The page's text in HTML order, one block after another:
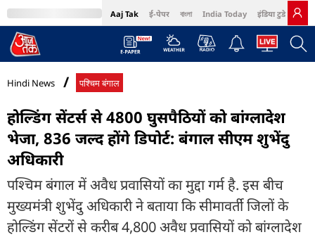
Aaj Tak ई-पेपर বাংলা India Today इंडिया टुडे हिंदी
MumbaiTak Cosmopolitan Harper's Bazaar Northeast
Hindi News पश्चिम बंगाल
होल्डिंग सेंटर्स से 4800 घुसपैठियों को बांग्लादेश
भेजा, 836 जल्द होंगे डिपोर्ट: बंगाल सीएम शुभेंदु
अधिकारी
पश्चिम बंगाल में अवैध प्रवासियों का मुद्दा गर्म है. इस बीच
मुख्यमंत्री शुभेंदु अधिकारी ने बताया कि सीमावर्ती जिलों के
होल्डिंग सेंटरों से करीब 4,800 अवैध प्रवासियों को बांग्लादेश